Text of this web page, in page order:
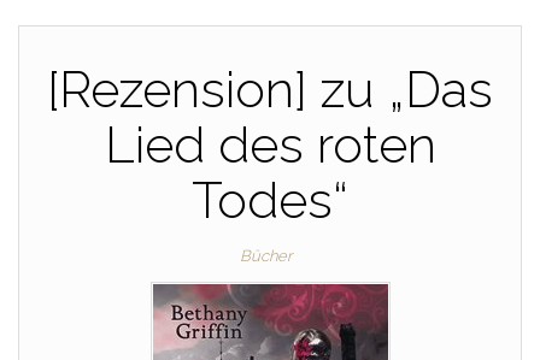
[Rezension] zu „Das
Lied des roten
Todes“
Bücher